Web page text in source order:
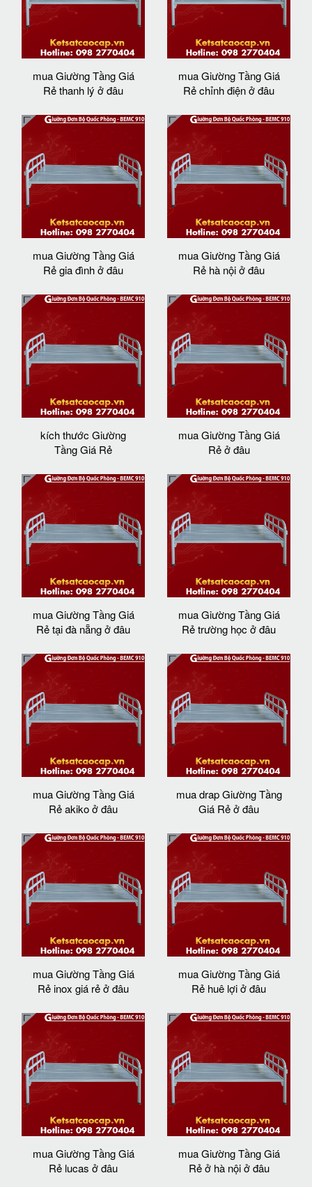
mua Giường Tầng Giá
Rẻ thanh lý ở đâu
mua Giường Tầng Giá
Rẻ chỉnh điện ở đâu
mua Giường Tầng Giá
Rẻ gia đình ở đâu
mua Giường Tầng Giá
Rẻ hà nội ở đâu
kích thước Giường
Tầng Giá Rẻ
mua Giường Tầng Giá
Rẻ ở đâu
mua Giường Tầng Giá
Rẻ tại đà nẵng ở đâu
mua Giường Tầng Giá
Rẻ trường học ở đâu
mua Giường Tầng Giá
Rẻ akiko ở đâu
mua drap Giường Tầng
Giá Rẻ ở đâu
mua Giường Tầng Giá
Rẻ inox giá rẻ ở đâu
mua Giường Tầng Giá
Rẻ huê lợi ở đâu
mua Giường Tầng Giá
Rẻ lucas ở đâu
mua Giường Tầng Giá
Rẻ ở hà nội ở đâu